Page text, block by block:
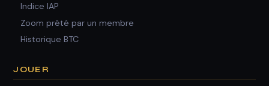
Indice IAP
Zoom prêté par un membre
Historique BTC
JOUER